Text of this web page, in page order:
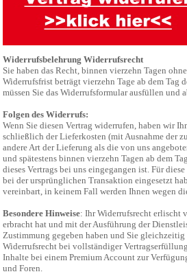
Widerrufsbelehrung Widerrufsrecht
Sie haben das Recht, binnen vierzehn Tagen
Widerrufsfrist beträgt vierzehn Tage ab dem Tag
müssen Sie das Widerrufsformular ausfüllen und
Folgen des Widerrufs:
Wenn Sie diesen Vertrag widerrufen, haben wir
schließlich der Lieferkosten (mit Ausnahme der
andere Art der Lieferung als die von uns
und spätestens binnen vierzehn Tagen ab dem
dieses Vertrags bei uns eingegangen ist. Für
bei der ursprünglichen Transaktion eingesetzt
vereinbart, in keinem Fall werden Ihnen wegen
Besondere Hinweise: Ihr Widerrufsrecht erlischt
erbracht hat und mit der Ausführung der
Zustimmung gegeben haben und Sie
Widerrufsrecht bei vollständiger
Inhalte bei einem Premium Account zur
und Foren.